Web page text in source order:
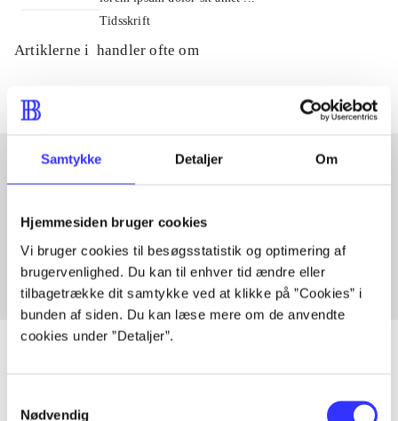
Samtykke Detaljer Om
Hjemmesiden bruger cookies
Vi bruger cookies til besøgsstatistik og optimering af
brugervenlighed. Du kan til enhver tid ændre eller
tilbagetrække dit samtykke ved at klikke på ”Cookies” i
bunden af siden. Du kan læse mere om de anvendte
cookies under ”Detaljer”.
Nødvendig
Tidsskrift
Artiklerne i handler ofte om
Fra
Artikler